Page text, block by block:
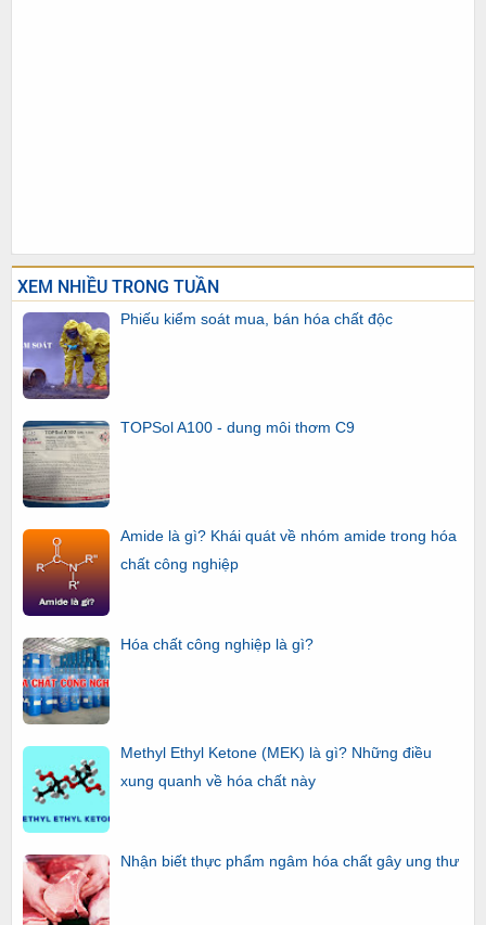
XEM NHIỀU TRONG TUẦN
Phiếu kiểm soát mua, bán hóa chất độc
TOPSol A100 - dung môi thơm C9
Amide là gì? Khái quát về nhóm amide trong hóa
chất công nghiệp
Hóa chất công nghiệp là gì?
Methyl Ethyl Ketone (MEK) là gì? Những điều
xung quanh về hóa chất này
Nhận biết thực phẩm ngâm hóa chất gây ung thư